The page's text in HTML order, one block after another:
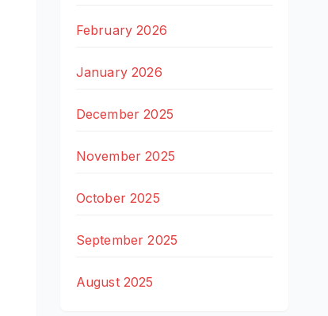
February 2026
January 2026
December 2025
November 2025
October 2025
September 2025
August 2025